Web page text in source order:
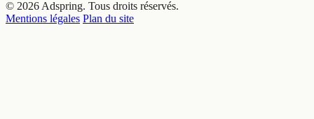
© 2026 Adspring. Tous droits réservés.
Mentions légales Plan du site